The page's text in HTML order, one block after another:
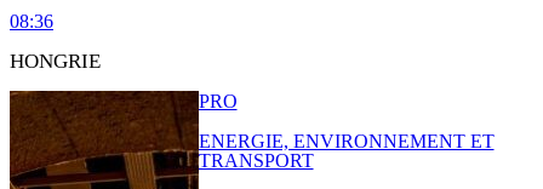
08:36
HONGRIE
PRO
ENERGIE, ENVIRONNEMENT ET
TRANSPORT